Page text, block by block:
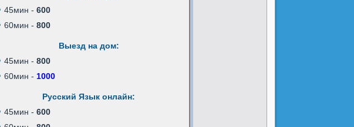
45мин - 600
60мин - 800
Выезд на дом:
45мин - 800
60мин - 1000
Русский Язык онлайн:
45мин - 600